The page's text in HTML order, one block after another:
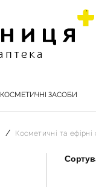
КОСМЕТИЧНІ ЗАСОБИ
Косметичні та ефірні